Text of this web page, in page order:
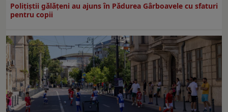
Polițiștii gălățeni au ajuns în Pădurea Gârboavele cu sfaturi
pentru copii